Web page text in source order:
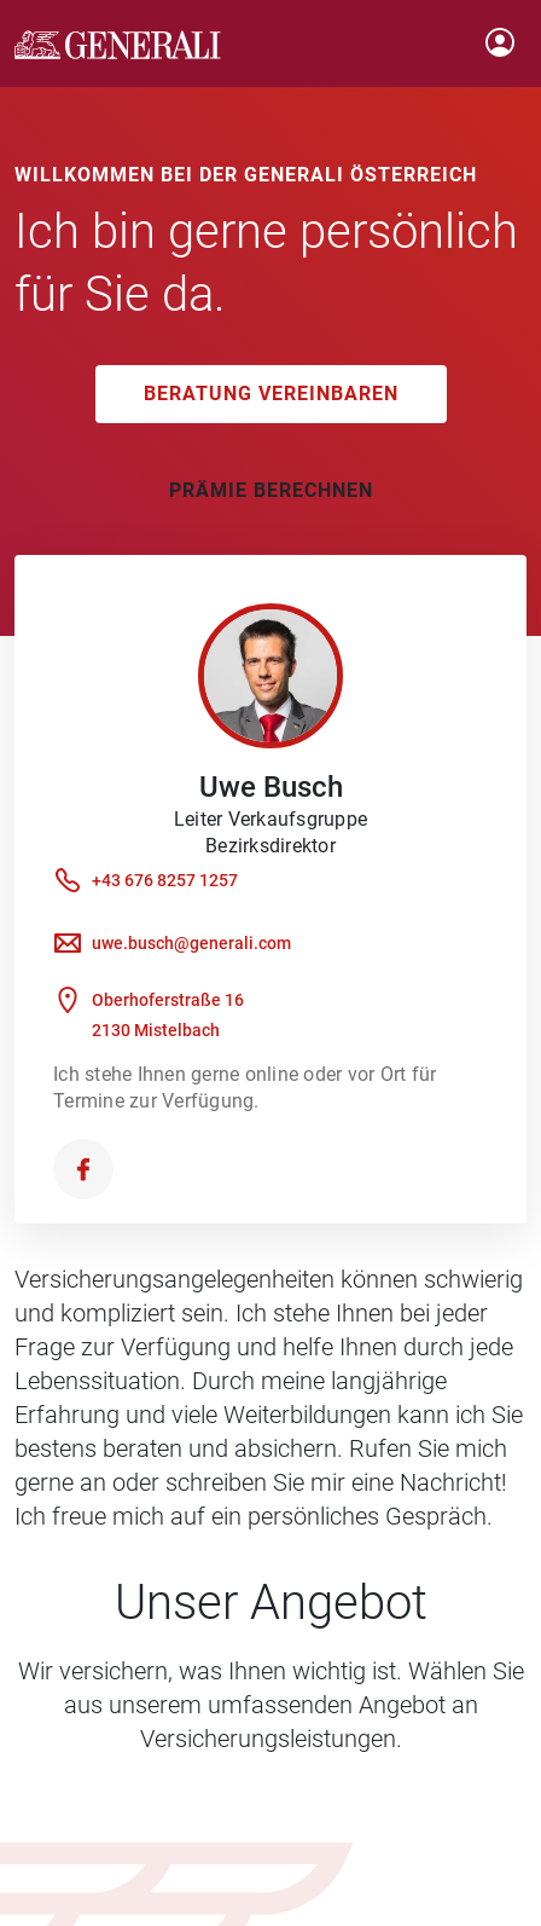
WILLKOMMEN BEI DER GENERALI ÖSTERREICH
Ich bin gerne persönlich
für Sie da.
BERATUNG VEREINBAREN
PRÄMIE BERECHNEN
Uwe Busch
Leiter Verkaufsgruppe
Bezirksdirektor
+43 676 8257 1257
uwe.busch@generali.com
Oberhoferstraße 16
2130 Mistelbach
Ich stehe Ihnen gerne online oder vor Ort für
Termine zur Verfügung.
Versicherungsangelegenheiten können schwierig
und kompliziert sein. Ich stehe Ihnen bei jeder
Frage zur Verfügung und helfe Ihnen durch jede
Lebenssituation. Durch meine langjährige
Erfahrung und viele Weiterbildungen kann ich Sie
bestens beraten und absichern. Rufen Sie mich
gerne an oder schreiben Sie mir eine Nachricht!
Ich freue mich auf ein persönliches Gespräch.
Unser Angebot
Wir versichern, was Ihnen wichtig ist. Wählen Sie
aus unserem umfassenden Angebot an
Versicherungsleistungen.